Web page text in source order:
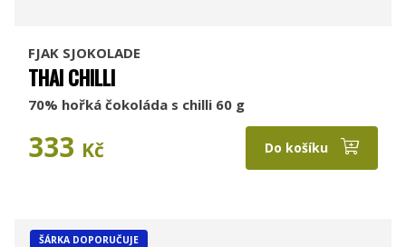
FJAK SJOKOLADE
THAI CHILLI
70% hořká čokoláda s chilli 60 g
333 Kč Do košíku
ŠÁRKA DOPORUČUJE